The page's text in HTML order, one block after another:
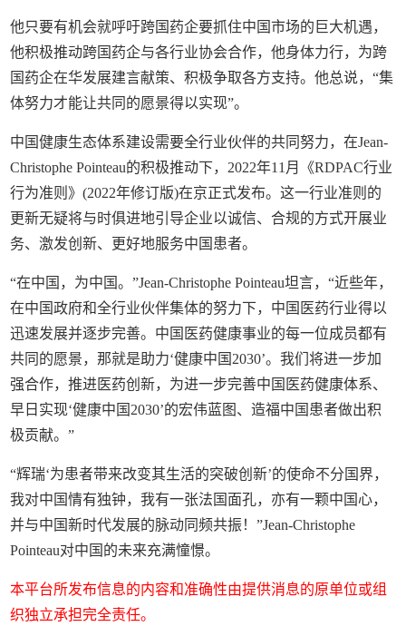
他只要有机会就呼吁跨国药企要抓住中国市场的巨大机遇，
他积极推动跨国药企与各行业协会合作，他身体力行，为跨
国药企在华发展建言献策、积极争取各方支持。他总说，“集
体努力才能让共同的愿景得以实现”。
中国健康生态体系建设需要全行业伙伴的共同努力，在Jean-
Christophe Pointeau的积极推动下，2022年11月《RDPAC行业
行为准则》(2022年修订版)在京正式发布。这一行业准则的
更新无疑将与时俱进地引导企业以诚信、合规的方式开展业
务、激发创新、更好地服务中国患者。
“在中国，为中国。”Jean-Christophe Pointeau坦言，“近些年，
在中国政府和全行业伙伴集体的努力下，中国医药行业得以
迅速发展并逐步完善。中国医药健康事业的每一位成员都有
共同的愿景，那就是助力‘健康中国2030’。我们将进一步加
强合作，推进医药创新，为进一步完善中国医药健康体系、
早日实现‘健康中国2030’的宏伟蓝图、造福中国患者做出积
极贡献。”
“辉瑞‘为患者带来改变其生活的突破创新’的使命不分国界，
我对中国情有独钟，我有一张法国面孔，亦有一颗中国心，
并与中国新时代发展的脉动同频共振！”Jean-Christophe
Pointeau对中国的未来充满憧憬。
本平台所发布信息的内容和准确性由提供消息的原单位或组
织独立承担完全责任。